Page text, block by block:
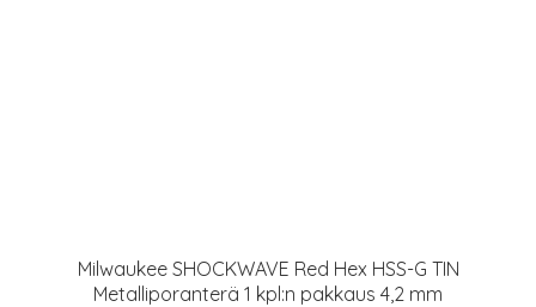
Milwaukee SHOCKWAVE Red Hex HSS-G TIN
Metalliporanterä 1 kpl:n pakkaus 4,2 mm